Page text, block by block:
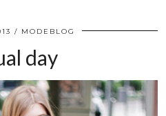
MODEBLOG
day